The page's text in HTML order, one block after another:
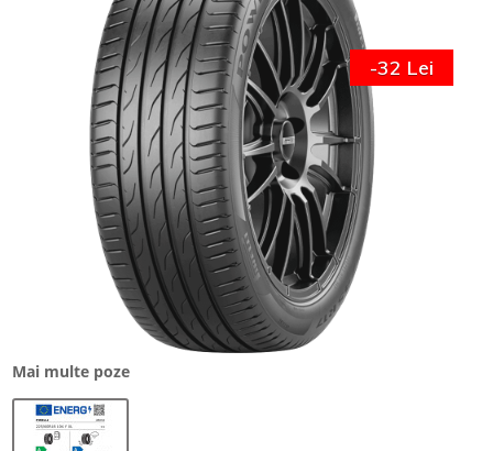
Mai multe poze
-32 Lei